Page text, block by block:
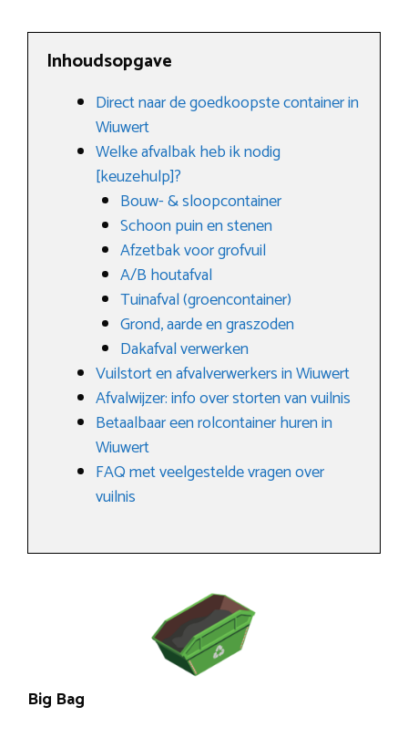
Inhoudsopgave
Direct naar de goedkoopste container in
Wiuwert
Welke afvalbak heb ik nodig
[keuzehulp]?
Bouw- & sloopcontainer
Schoon puin en stenen
Afzetbak voor grofvuil
A/B houtafval
Tuinafval (groencontainer)
Grond, aarde en graszoden
Dakafval verwerken
Vuilstort en afvalverwerkers in Wiuwert
Afvalwijzer: info over storten van vuilnis
Betaalbaar een rolcontainer huren in
Wiuwert
FAQ met veelgestelde vragen over
vuilnis
Big Bag